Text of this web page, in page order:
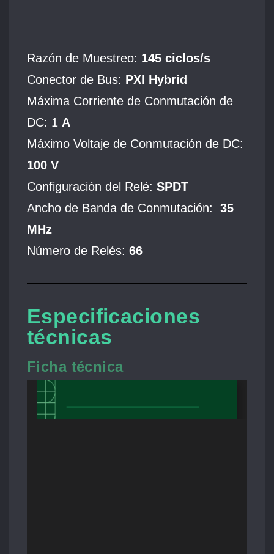
Razón de Muestreo: 145 ciclos/s
Conector de Bus: PXI Hybrid
Máxima Corriente de Conmutación de
DC: 1 A
Máximo Voltaje de Conmutación de DC:
100 V
Configuración del Relé: SPDT
Ancho de Banda de Conmutación:
35
MHz
Número de Relés: 66
Especificaciones
técnicas
Ficha técnica